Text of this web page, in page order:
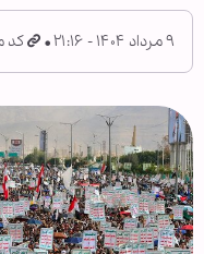
۹ مرداد ۱۴۰۴ - ۲۱:۱۶ کد